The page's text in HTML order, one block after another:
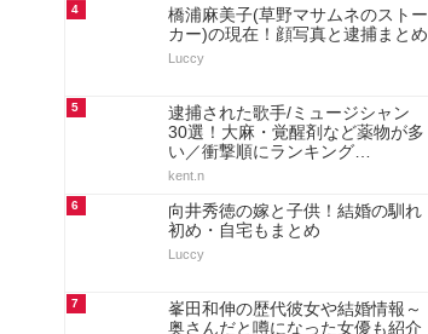
4
橋浦麻美子(草野マサムネのストー
カー)の現在！顔写真と逮捕まとめ
Luccy
5
逮捕された歌手/ミュージシャン
30選！大麻・覚醒剤など薬物が多
い／衝撃順にランキング…
kent.n
6
向井秀徳の嫁と子供！結婚の馴れ
初め・自宅もまとめ
Luccy
7
峯田和伸の歴代彼女や結婚情報～
奥さんだと噂になった女優も紹介